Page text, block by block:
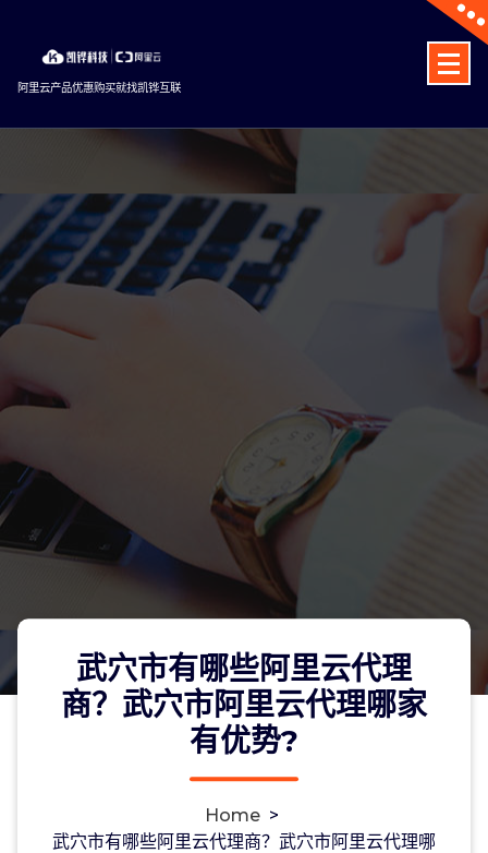
content
阿里云产品优惠购买就找凯铧互联
武穴市有哪些阿里云代理
商？武穴市阿里云代理哪家
有优势?
Home >
武穴市有哪些阿里云代理商？武穴市阿里云代理哪
里云代理哪家有优势?